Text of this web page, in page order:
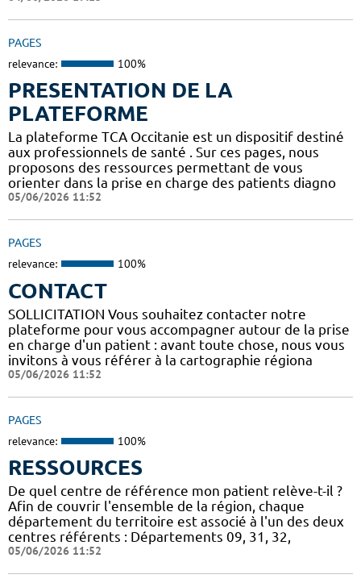
PAGES
relevance: 100%
PRESENTATION DE LA
PLATEFORME
La plateforme TCA Occitanie est un dispositif destiné
aux professionnels de santé . Sur ces pages, nous
proposons des ressources permettant de vous
orienter dans la prise en charge des patients diagno
05/06/2026 11:52
PAGES
relevance: 100%
CONTACT
SOLLICITATION Vous souhaitez contacter notre
plateforme pour vous accompagner autour de la prise
en charge d'un patient : avant toute chose, nous vous
invitons à vous référer à la cartographie régiona
05/06/2026 11:52
PAGES
relevance: 100%
RESSOURCES
De quel centre de référence mon patient relève-t-il ?
Afin de couvrir l'ensemble de la région, chaque
département du territoire est associé à l'un des deux
centres référents : Départements 09, 31, 32,
05/06/2026 11:52